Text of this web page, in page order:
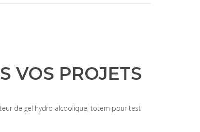
VOS PROJETS
de gel hydro alcoolique, totem pour test